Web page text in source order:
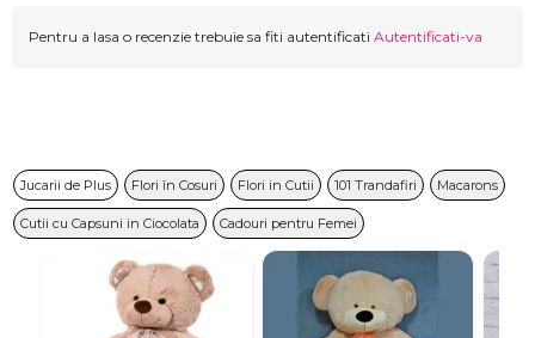
Pentru a lasa o recenzie trebuie sa fiti autentificati Autentificati-va
Jucarii de Plus Flori în Cosuri Flori in Cutii 101 Trandafiri Macarons
Cutii cu Capsuni in Ciocolata Cadouri pentru Femei